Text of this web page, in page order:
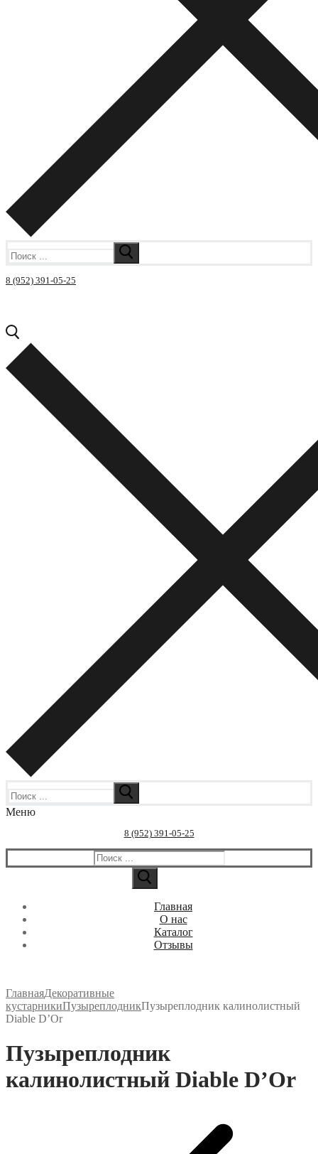
8 (952) 391-05-25
Меню
8 (952) 391-05-25
Искать:
Главная
О нас
Каталог
Отзывы
ГлавнаяДекоративные
кустарникиПузыреплодникПузыреплодник калинолистный
Diable D’Or
Пузыреплодник
калинолистный Diable D’Or